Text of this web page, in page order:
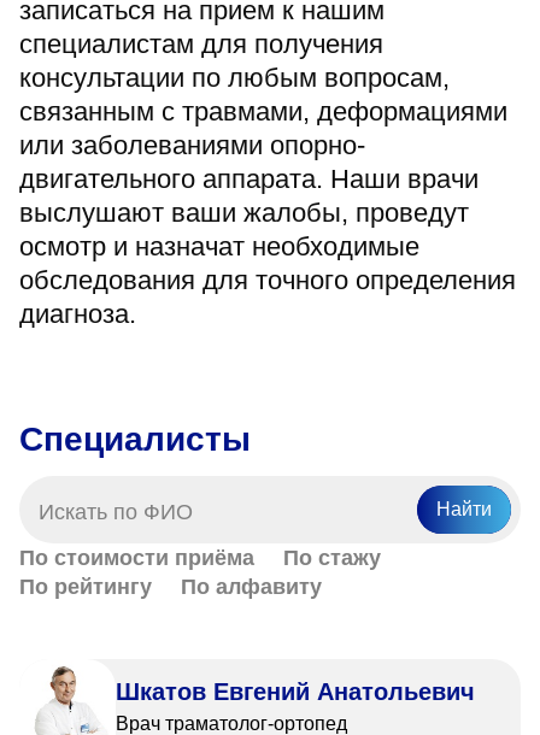
Центр здоровья НЛМК
398005, г. Липецк, пл. Металлургов, 1
Понедельник — пятница 7:30–20:00
Суббота 08:00–16:00
Регистратура
+7 (4742) 55-55-43
08:00–16:45
перерыв 12:00–12:30
Администратор
+7 (4742) 72-73-31
записаться на прием к нашим
специалистам для получения
консультации по любым вопросам,
связанным с травмами, деформациями
или заболеваниями опорно-
двигательного аппарата. Наши врачи
выслушают ваши жалобы, проведут
осмотр и назначат необходимые
обследования для точного определения
диагноза.
Специалисты
Найти
По стоимости приёма
По стажу
По рейтингу
По алфавиту
Шкатов Евгений Анатольевич
Врач траматолог-ортопед